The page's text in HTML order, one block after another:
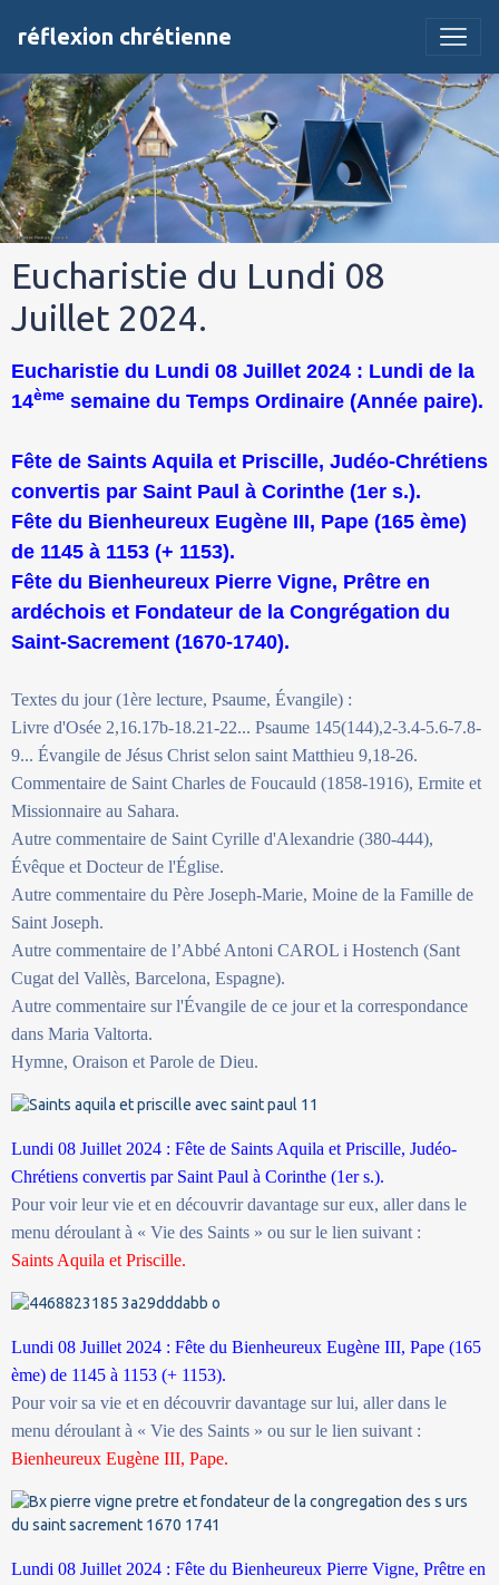
réflexion chrétienne
Eucharistie du Lundi 08
Juillet 2024.
Eucharistie du Lundi 08 Juillet 2024 : Lundi de la
14ème semaine du Temps Ordinaire (Année paire).
Fête de Saints Aquila et Priscille, Judéo-Chrétiens
convertis par Saint Paul à Corinthe (1er s.).
Fête du Bienheureux Eugène III, Pape (165 ème)
de 1145 à 1153 (+ 1153).
Fête du Bienheureux Pierre Vigne, Prêtre en
ardéchois et Fondateur de la Congrégation du
Saint-Sacrement (1670-1740).
Textes du jour (1ère lecture, Psaume, Évangile) :
Livre d'Osée 2,16.17b-18.21-22... Psaume 145(144),2-3.4-5.6-7.8-
9... Évangile de Jésus Christ selon saint Matthieu 9,18-26.
Commentaire de Saint Charles de Foucauld (1858-1916), Ermite et
Missionnaire au Sahara.
Autre commentaire de Saint Cyrille d'Alexandrie (380-444),
Évêque et Docteur de l'Église.
Autre commentaire du Père Joseph-Marie, Moine de la Famille de
Saint Joseph.
Autre commentaire de l’Abbé Antoni CAROL i Hostench (Sant
Cugat del Vallès, Barcelona, Espagne).
Autre commentaire sur l'Évangile de ce jour et la correspondance
dans Maria Valtorta.
Hymne, Oraison et Parole de Dieu.
Lundi 08 Juillet 2024 : Fête de Saints Aquila et Priscille, Judéo-
Chrétiens convertis par Saint Paul à Corinthe (1er s.).
Pour voir leur vie et en découvrir davantage sur eux, aller dans le
menu déroulant à « Vie des Saints » ou sur le lien suivant :
Saints Aquila et Priscille.
Lundi 08 Juillet 2024 : Fête du Bienheureux Eugène III, Pape (165
ème) de 1145 à 1153 (+ 1153).
Pour voir sa vie et en découvrir davantage sur lui, aller dans le
menu déroulant à « Vie des Saints » ou sur le lien suivant :
Bienheureux Eugène III, Pape.
Lundi 08 Juillet 2024 : Fête du Bienheureux Pierre Vigne, Prêtre en